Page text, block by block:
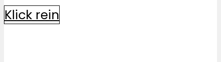
Klick rein